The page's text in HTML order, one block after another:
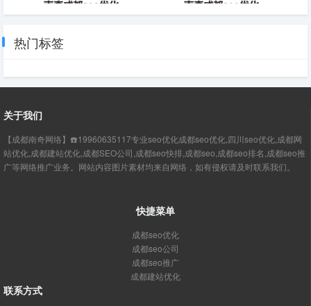
热门标签
关于我们
【成都南奇网络】☎️19960635117专业seo优化成都seo优化,四川seo优化,成都网
站优化,成都建站优化,成都SEO公司,成都seo快排,成都seo,成都seo排名,成都seo推
广等网络推广业务。网站内容图片素材均来自网络，如有侵权请及时联系我们。
快捷菜单
成都seo优化
成都seo公司
成都seo推广
成都建站优化
联系方式